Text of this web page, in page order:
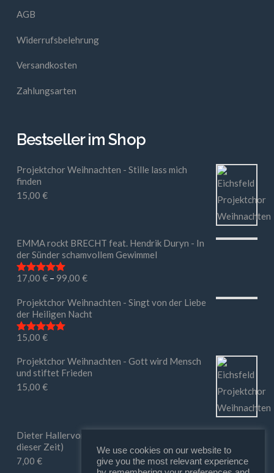
AGB
Widerrufsbelehrung
Versandkosten
Zahlungsarten
Bestseller im Shop
Projektchor Weihnachten - Stille lass mich
finden
15,00 €
EMMA rockt BRECHT feat. Hendrik Duryn - In
der Sünder schamvollem Gewimmel
Bewertet mit
17,00 €– 99,00 €
Projektchor Weihnachten - Singt von der Liebe
der Heiligen Nacht
Bewertet mit
15,00 €
Projektchor Weihnachten - Gott wird Mensch
und stiftet Frieden
15,00 €
Dieter Hallervorden - Ihr macht mir Mut (in
dieser Zeit)
7,00 €
We use cookies on our website to
give you the most relevant experience